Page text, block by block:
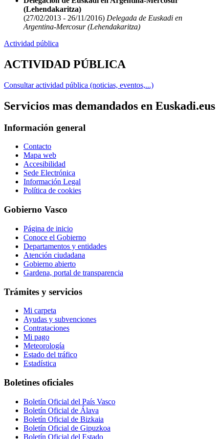
(Lehendakaritza)
(27/02/2013 - 26/11/2016) Delegada de Euskadi en
Argentina-Mercosur (Lehendakaritza)
Actividad pública
ACTIVIDAD PÚBLICA
Consultar actividad pública (noticias, eventos,...)
Servicios mas demandados en Euskadi.eus
Información general
Contacto
Mapa web
Accesibilidad
Sede Electrónica
Información Legal
Política de cookies
Gobierno Vasco
Página de inicio
Conoce el Gobierno
Departamentos y entidades
Atención ciudadana
Gobierno abierto
Gardena, portal de transparencia
Trámites y servicios
Mi carpeta
Ayudas y subvenciones
Contrataciones
Mi pago
Meteorología
Estado del tráfico
Estadística
Boletines oficiales
Boletín Oficial del País Vasco
Boletín Oficial de Álava
Boletín Oficial de Bizkaia
Boletín Oficial de Gipuzkoa
Boletín Oficial del Estado